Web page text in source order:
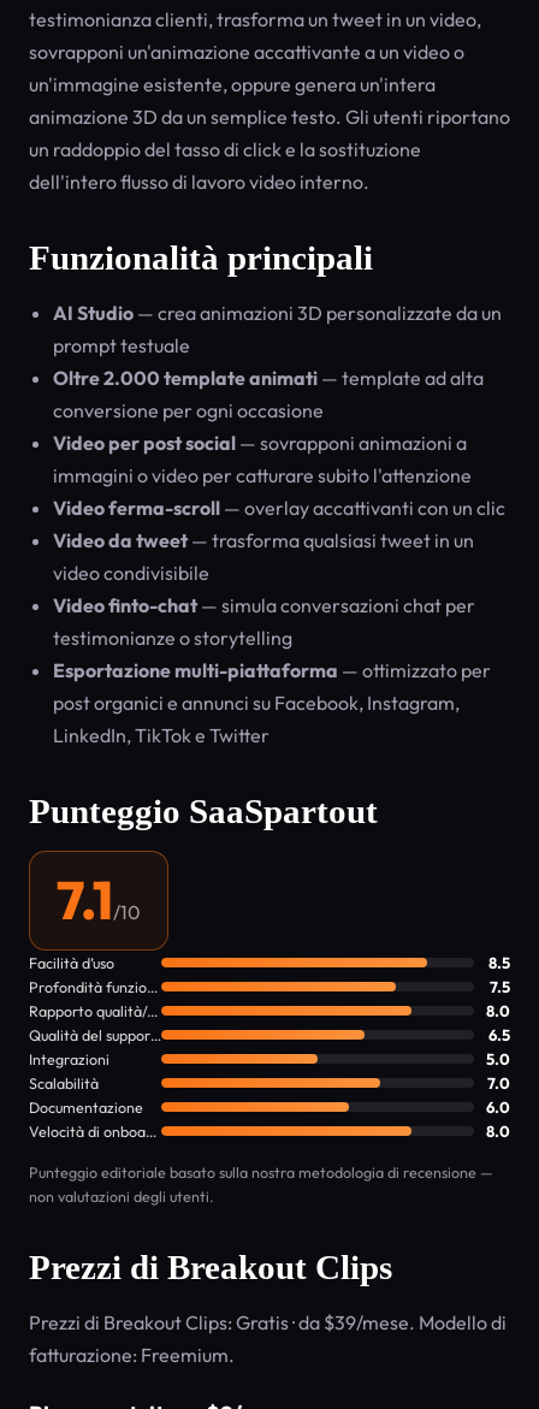
testimonianza clienti, trasforma un tweet in un video,
sovrapponi un'animazione accattivante a un video o
un'immagine esistente, oppure genera un'intera
animazione 3D da un semplice testo. Gli utenti riportano
un raddoppio del tasso di click e la sostituzione
dell'intero flusso di lavoro video interno.
Funzionalità principali
AI Studio — crea animazioni 3D personalizzate da un
prompt testuale
Oltre 2.000 template animati — template ad alta
conversione per ogni occasione
Video per post social — sovrapponi animazioni a
immagini o video per catturare subito l'attenzione
Video ferma-scroll — overlay accattivanti con un clic
Video da tweet— trasforma qualsiasi tweet in un
video condivisibile
Video finto-chat— simula conversazioni chat per
testimonianze o storytelling
Esportazione multi-piattaforma — ottimizzato per
post organici e annunci su Facebook, Instagram,
LinkedIn, TikTok e Twitter
Punteggio SaaSpartout
7.1/10
Facilità d’uso
8.5
Profondità funzionalità
7.5
Rapporto qualità/prezzo
8.0
Qualità del supporto
6.5
Integrazioni
5.0
Scalabilità
7.0
Documentazione
6.0
Velocità di onboarding
8.0
Punteggio editoriale basato sulla nostra metodologia di recensione —
non valutazioni degli utenti.
Prezzi di Breakout Clips
Prezzi di Breakout Clips: Gratis · da $39/mese. Modello di
fatturazione: Freemium.